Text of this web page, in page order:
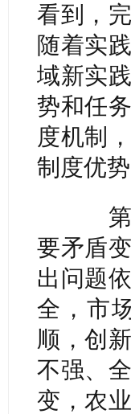
看到，
随着实
域新实
势和任
度机制
制度优
第三
要矛盾
出问题
全，市
顺，创
不强、
变，农